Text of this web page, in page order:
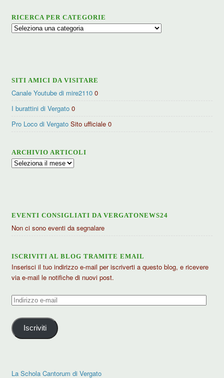
RICERCA PER CATEGORIE
Ricerca
SITI AMICI DA VISITARE
Canale Youtube di mire2110 0
I burattini di Vergato 0
Pro Loco di Vergato Sito ufficiale 0
ARCHIVIO ARTICOLI
Archivio
EVENTI CONSIGLIATI DA VERGATONEWS24
Non ci sono eventi da segnalare
ISCRIVITI AL BLOG TRAMITE EMAIL
Inserisci il tuo indirizzo e-mail per iscriverti a questo blog, e ricevere
via e-mail le notifiche di nuovi post.
Indirizzo
mail
Iscriviti
La Schola Cantorum di Vergato